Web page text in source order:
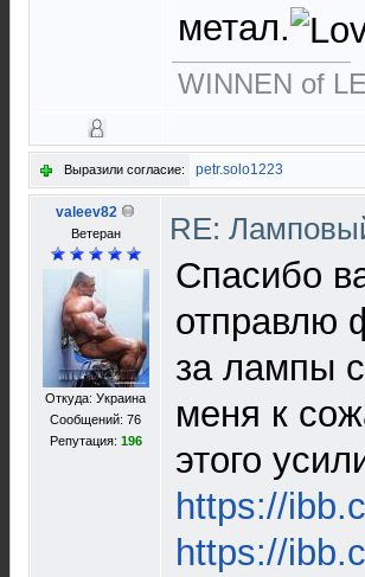
метал.
WINNEN of
Выразили согласие: petr.solo1223
valeev82
Ветеран
Откуда: Украина
Сообщений: 76
Репутация: 196
RE:
Спасибо
отправлю
за лампы
меня к
этого
https://
https://